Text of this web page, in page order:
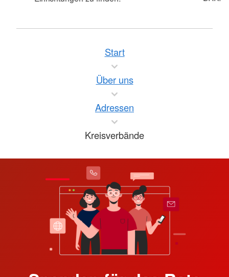
Start
Über uns
Adressen
Kreisverbände